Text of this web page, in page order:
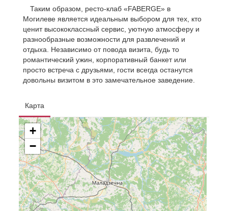
Таким образом, ресто-клаб «FABERGE» в
Могилеве является идеальным выбором для тех, кто
ценит высококлассный сервис, уютную атмосферу и
разнообразные возможности для развлечений и
отдыха. Независимо от повода визита, будь то
романтический ужин, корпоративный банкет или
просто встреча с друзьями, гости всегда останутся
довольны визитом в это замечательное заведение.
Карта
+
−